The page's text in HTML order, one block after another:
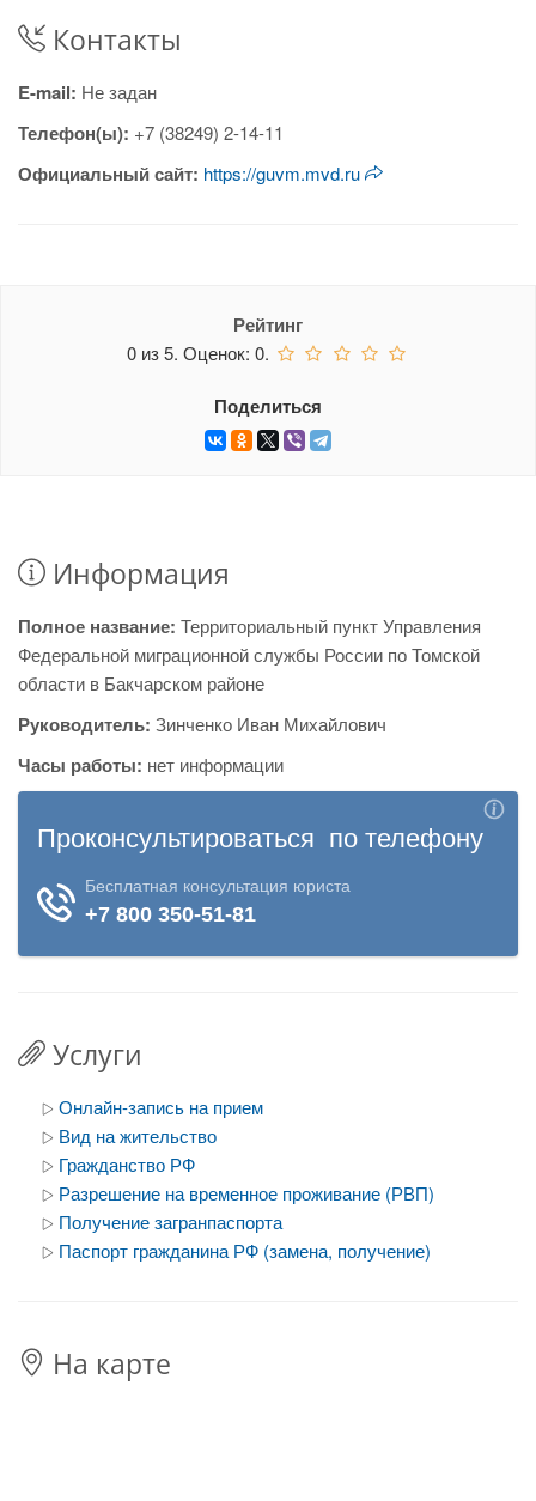
Контакты
E-mail: Не задан
Телефон(ы): +7 (38249) 2-14-11
Официальный сайт: https://guvm.mvd.ru
Рейтинг
0 из5. Оценок:0.
Поделиться
Информация
Полное название: Территориальный пункт Управления
Федеральной миграционной службы России по Томской
области в Бакчарском районе
Руководитель: Зинченко Иван Михайлович
Часы работы: нет информации
Услуги
Онлайн-запись на прием
Вид на жительство
Гражданство РФ
Разрешение на временное проживание (РВП)
Получение загранпаспорта
Паспорт гражданина РФ (замена, получение)
На карте